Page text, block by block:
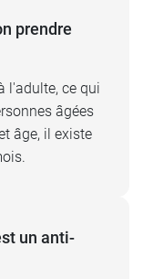
de la
de
cyclinesne
10 000
prendre
l'adulte, ce qui
âgées
âge, il existe
un anti-